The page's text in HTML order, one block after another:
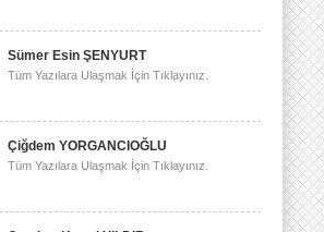
Sümer Esin ŞENYURT
Tüm Yazılara Ulaşmak İçin Tıklayınız.
Çiğdem YORGANCIOĞLU
Tüm Yazılara Ulaşmak İçin Tıklayınız.